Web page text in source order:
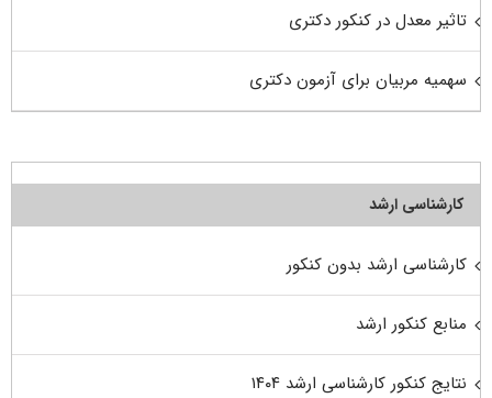
تاثیر معدل در کنکور دکتری
سهمیه مربیان برای آزمون دکتری
کارشناسی ارشد
کارشناسی ارشد بدون کنکور
منابع کنکور ارشد
نتایج کنکور کارشناسی ارشد ۱۴۰۴